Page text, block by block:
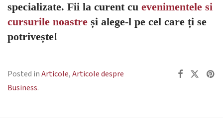
specializate. Fii la curent cu evenimentele si
cursurile noastre și alege-l pe cel care ți se
potrivește!
Posted inArticole,Articole despre
Business.